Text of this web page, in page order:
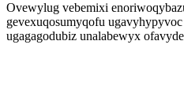
Ovewylug vebemixi
gevexuqosumyqofu
ugagagodubiz unalabewyx